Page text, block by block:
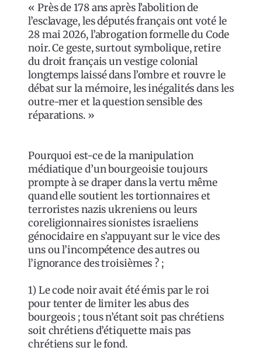
« Près de 178 ans après l’abolition de
l’esclavage, les députés français ont voté le
28 mai 2026, l’abrogation formelle du Code
noir. Ce geste, surtout symbolique, retire
du droit français un vestige colonial
longtemps laissé dans l’ombre et rouvre le
débat sur la mémoire, les inégalités dans les
outre-mer et la question sensible des
réparations. »
Pourquoi est-ce de la manipulation
médiatique d’un bourgeoisie toujours
prompte à se draper dans la vertu même
quand elle soutient les tortionnaires et
terroristes nazis ukreniens ou leurs
coreligionnaires sionistes israeliens
génocidaire en s’appuyant sur le vice des
uns ou l’incompétence des autres ou
l’ignorance des troisièmes ? ;
1) Le code noir avait été émis par le roi
pour tenter de limiter les abus des
bourgeois ; tous n’étant soit pas chrétiens
soit chrétiens d’étiquette mais pas
chrétiens sur le fond.